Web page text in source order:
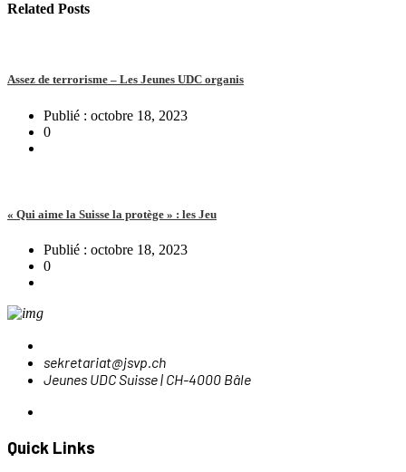
Related Posts
Assez de terrorisme – Les Jeunes UDC organis
Publié : octobre 18, 2023
0
« Qui aime la Suisse la protège » : les Jeu
Publié : octobre 18, 2023
0
sekretariat@jsvp.ch
Jeunes UDC Suisse | CH-4000 Bâle
Quick Links